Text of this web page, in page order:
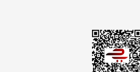
yapılmıştı ürün